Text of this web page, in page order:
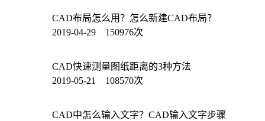
CAD布局怎么用？怎么新建CAD布局？
2019-04-29 150976次
CAD快速测量图纸距离的3种方法
2019-05-21 108570次
CAD中怎么输入文字？CAD输入文字步骤